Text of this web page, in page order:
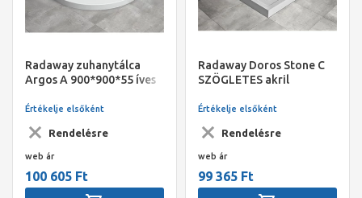
Radaway zuhanytálca
Argos A 900*900*55 íves
Rendelésre
Értékelje elsőként
web ár
100 605 Ft
Radaway Doros Stone C
SZÖGLETES akril
1000x1000x115, ST620-as
Rendelésre
Értékelje elsőként
web ár
99 365 Ft